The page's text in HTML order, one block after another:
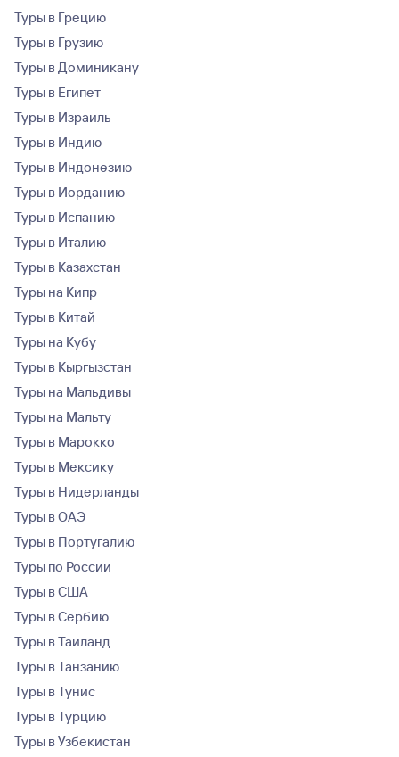
Туры в Грецию
Туры в Грузию
Туры в Доминикану
Туры в Египет
Туры в Израиль
Туры в Индию
Туры в Индонезию
Туры в Иорданию
Туры в Испанию
Туры в Италию
Туры в Казахстан
Туры на Кипр
Туры в Китай
Туры на Кубу
Туры в Кыргызстан
Туры на Мальдивы
Туры на Мальту
Туры в Марокко
Туры в Мексику
Туры в Нидерланды
Туры в ОАЭ
Туры в Португалию
Туры по России
Туры в США
Туры в Сербию
Туры в Таиланд
Туры в Танзанию
Туры в Тунис
Туры в Турцию
Туры в Узбекистан